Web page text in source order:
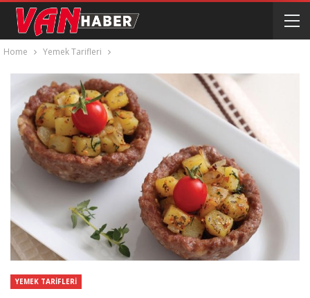
Home Yemek Tarifleri
YEMEK TARIFLERI